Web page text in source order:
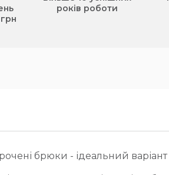
років роботи
брюки - ідеальний